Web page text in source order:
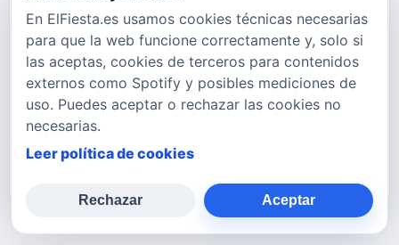
Rodr&iacute;guez Sarmiento vino al
mundo el 27 de noviembre de 1992 en
la ciudad de Durango, Durango. Hija
del se&ntilde;or Conrado y la
se&ntilde;ora Mar&iacute;a. Desde
peque&ntilde…
En ElFiesta.es usamos cookies técnicas necesarias
para que la web funcione correctamente y, solo si
las aceptas, cookies de terceros para contenidos
externos como Spotify y posibles mediciones de
uso. Puedes aceptar o rechazar las cookies no
necesarias.
Leer política de cookies
Rechazar Aceptar